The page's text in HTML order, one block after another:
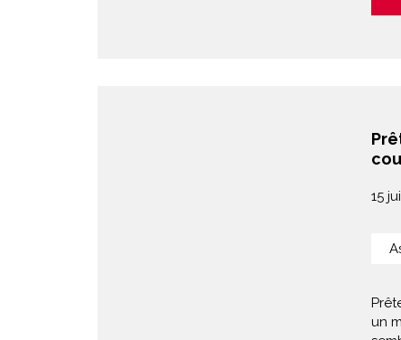
15
un